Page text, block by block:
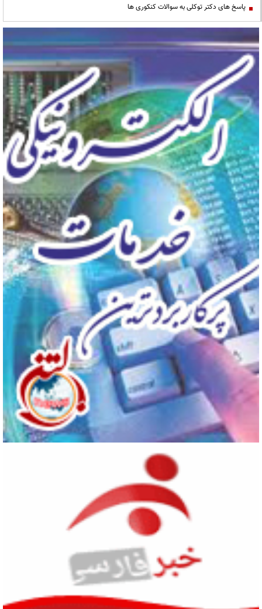
پاسخ های دکتر توکلی به سوالات کنکوری ها